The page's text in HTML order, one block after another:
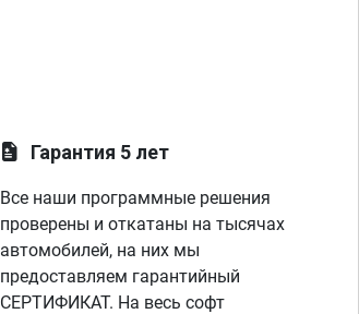
Гарантия 5 лет
Все наши программные решения
проверены и откатаны на тысячах
автомобилей, на них мы
предоставляем гарантийный
СЕРТИФИКАТ. На весь софт